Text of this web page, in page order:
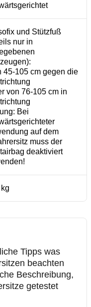
und Stützfuß
nur in
45-105 cm gegen die
von 76-105 cm in
Bei
auf dem
muss der
deaktiviert
Tipps was
beachten
Beschreibung,
getestet